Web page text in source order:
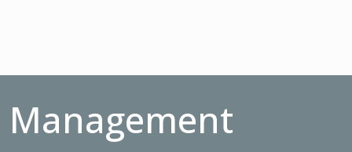
Management